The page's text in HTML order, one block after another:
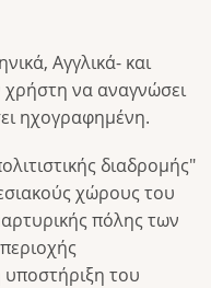
Αγγλικά- και
χρήστη να αναγνώσει
ηχογραφημένη.
διαδρομής"
χώρους του
πόλης των
του